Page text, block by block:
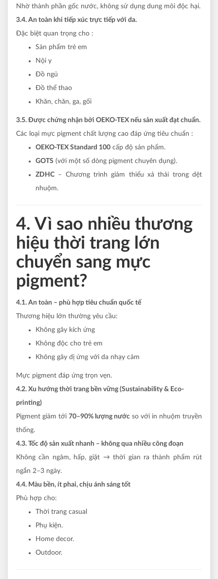
Nhờ thành phần gốc nước, không sử dụng dung môi độc hại.
3.4. An toàn khi tiếp xúc trực tiếp với da.
Đặc biệt quan trọng cho :
Sản phẩm trẻ em
Nội y
Đồ ngủ
Đồ thể thao
Khăn, chăn, ga, gối
3.5. Được chứng nhận bởi OEKO-TEX nếu sản xuất đạt chuẩn.
Các loại mực pigment chất lượng cao đáp ứng tiêu chuẩn :
OEKO-TEX Standard 100 cấp độ sản phẩm.
GOTS (với một số dòng pigment chuyên dụng).
ZDHC – Chương trình giảm thiểu xả thải trong dệt
nhuộm.
4. Vì sao nhiều thương
hiệu thời trang lớn
chuyển sang mực
pigment?
4.1. An toàn – phù hợp tiêu chuẩn quốc tế
Thương hiệu lớn thường yêu cầu:
Không gây kích ứng
Không độc cho trẻ em
Không gây dị ứng với da nhạy cảm
Mực pigment đáp ứng trọn vẹn.
4.2. Xu hướng thời trang bền vững (Sustainability & Eco-
printing)
Pigment giảm tới 70–90% lượng nước so với in nhuộm truyền
thống.
4.3. Tốc độ sản xuất nhanh – không qua nhiều công đoạn
Không cần ngâm, hấp, giặt → thời gian ra thành phẩm rút
ngắn 2–3 ngày.
4.4. Màu bền, ít phai, chịu ánh sáng tốt
Phù hợp cho:
Thời trang casual
Phụ kiện.
Home decor.
Outdoor.